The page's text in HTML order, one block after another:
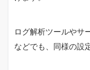
ログ解析ツールやサ
などでも、同様の設